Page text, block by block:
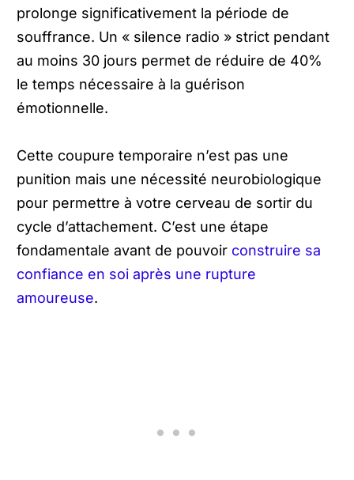
prolonge significativement la période de
souffrance. Un « silence radio » strict pendant
au moins 30 jours permet de réduire de 40%
le temps nécessaire à la guérison
émotionnelle.
Cette coupure temporaire n’est pas une
punition mais une nécessité neurobiologique
pour permettre à votre cerveau de sortir du
cycle d’attachement. C’est une étape
fondamentale avant de pouvoir construire sa
confiance en soi après une rupture
amoureuse.